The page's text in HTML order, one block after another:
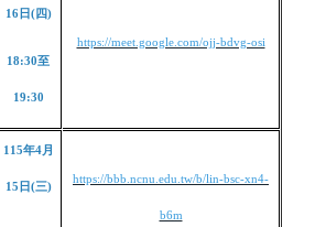
16日(四)
18:30至
19:30
https://meet.google.com/ojj-bdvg-osi
115年4月
15日(三)
https://bbb.ncnu.edu.tw/b/lin-bsc-xn4-
b6m